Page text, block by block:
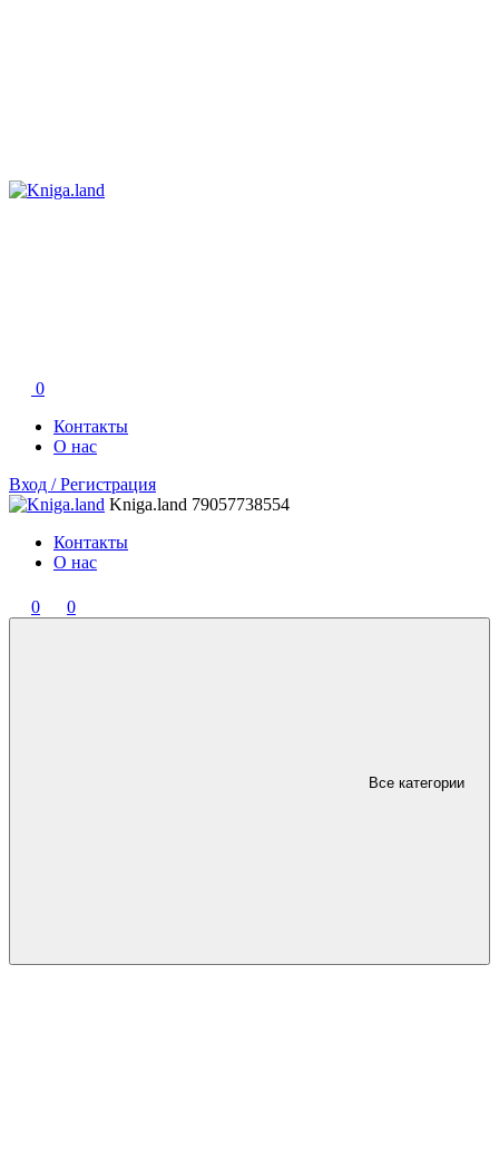
0
Контакты
О нас
Вход / Регистрация
Kniga.land 79057738554
Контакты
О нас
0 0
Все категории